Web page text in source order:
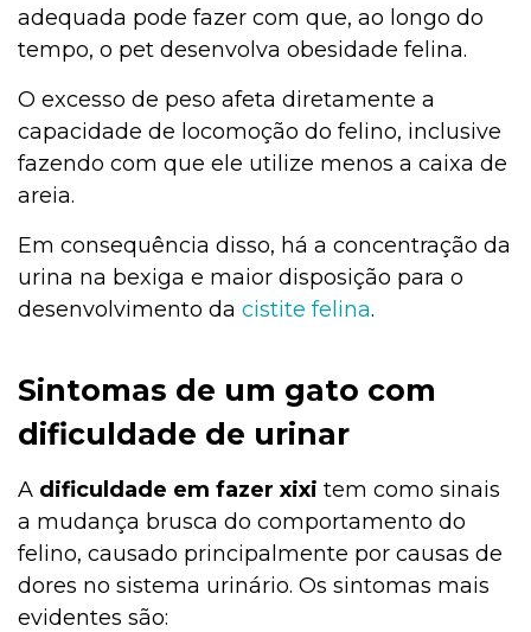
adequada pode fazer com que, ao longo do
tempo, o pet desenvolva obesidade felina.
O excesso de peso afeta diretamente a
capacidade de locomoção do felino, inclusive
fazendo com que ele utilize menos a caixa de
areia.
Em consequência disso, há a concentração da
urina na bexiga e maior disposição para o
desenvolvimento da cistite felina.
Sintomas de um gato com
dificuldade de urinar
A dificuldade em fazer xixi tem como sinais
a mudança brusca do comportamento do
felino, causado principalmente por causas de
dores no sistema urinário. Os sintomas mais
evidentes são: